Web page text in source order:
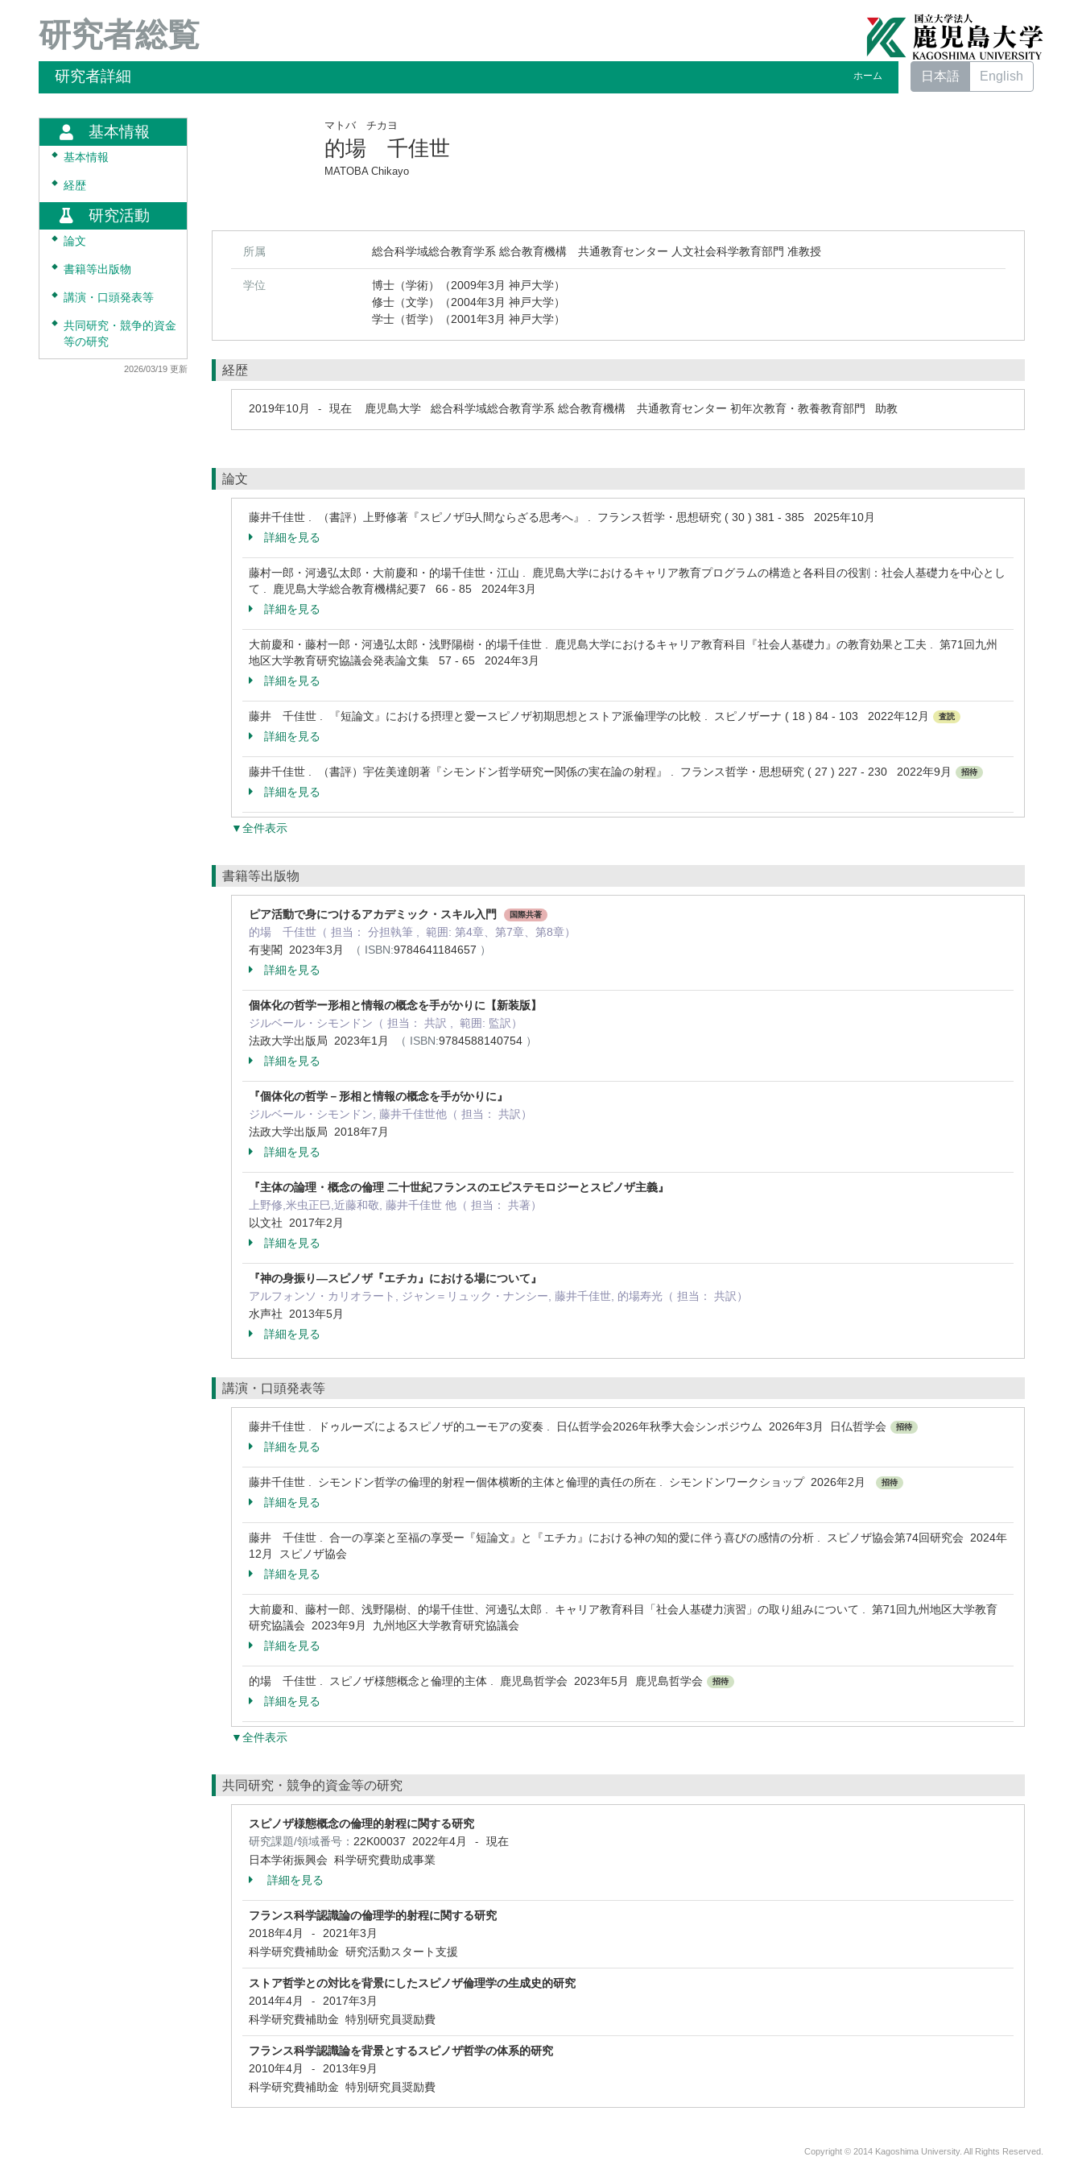
研究者総覧
研究者詳細 ホーム 日本語 English
基本情報
◆ 基本情報
◆ 経歴
研究活動
◆ 論文
◆ 書籍等出版物
◆ 講演・口頭発表等
◆
共同研究・競争的資金
等の研究
2026/03/19 更新
マトバ チカヨ
的場 千佳世
MATOBA Chikayo
所属 総合科学域総合教育学系 総合教育機構 共通教育センター 人文社会科学教育部門 准教授
学位
博士（学術）（2009年3月 神戸大学）
修士（文学）（2004年3月 神戸大学）
学士（哲学）（2001年3月 神戸大学）
経歴
2019年10月 - 現在 鹿児島大学 総合科学域総合教育学系 総合教育機構 共通教育センター 初年次教育・教養教育部門 助教
論文
藤井千佳世 . （書評）上野修著『スピノザ考̶人間ならざる思考へ』 . フランス哲学・思想研究 ( 30 ) 381 - 385 2025年10月
詳細を見る
藤村一郎・河邊弘太郎・大前慶和・的場千佳世・江山 . 鹿児島大学におけるキャリア教育プログラムの構造と各科目の役割：社会人基礎力を中心とし
て . 鹿児島大学総合教育機構紀要7 66 - 85 2024年3月
詳細を見る
大前慶和・藤村一郎・河邊弘太郎・浅野陽樹・的場千佳世 . 鹿児島大学におけるキャリア教育科目『社会人基礎力』の教育効果と工夫 . 第71回九州
地区大学教育研究協議会発表論文集 57 - 65 2024年3月
詳細を見る
藤井 千佳世 . 『短論文』における摂理と愛ースピノザ初期思想とストア派倫理学の比較 . スピノザーナ ( 18 ) 84 - 103 2022年12月 査読
詳細を見る
藤井千佳世 . （書評）宇佐美達朗著『シモンドン哲学研究ー関係の実在論の射程』 . フランス哲学・思想研究 ( 27 ) 227 - 230 2022年9月 招待
詳細を見る
▼全件表示
書籍等出版物
ピア活動で身につけるアカデミック・スキル入門 国際共著
的場 千佳世（ 担当： 分担執筆 , 範囲: 第4章、第7章、第8章）
有斐閣 2023年3月
（ ISBN:9784641184657 ）
詳細を見る
個体化の哲学ー形相と情報の概念を手がかりに【新装版】
ジルベール・シモンドン（ 担当： 共訳 , 範囲: 監訳）
法政大学出版局 2023年1月
（ ISBN:9784588140754 ）
詳細を見る
『個体化の哲学－形相と情報の概念を手がかりに』
ジルベール・シモンドン, 藤井千佳世他（ 担当： 共訳）
法政大学出版局 2018年7月
詳細を見る
『主体の論理・概念の倫理 二十世紀フランスのエピステモロジーとスピノザ主義』
上野修,米虫正巳,近藤和敬, 藤井千佳世 他（ 担当： 共著）
以文社 2017年2月
詳細を見る
『神の身振り―スピノザ『エチカ』における場について』
アルフォンソ・カリオラート, ジャン＝リュック・ナンシー, 藤井千佳世, 的場寿光（ 担当： 共訳）
水声社 2013年5月
詳細を見る
講演・口頭発表等
藤井千佳世 . ドゥルーズによるスピノザ的ユーモアの変奏 . 日仏哲学会2026年秋季大会シンポジウム 2026年3月 日仏哲学会 招待
詳細を見る
藤井千佳世 . シモンドン哲学の倫理的射程ー個体横断的主体と倫理的責任の所在 . シモンドンワークショップ 2026年2月 招待
詳細を見る
藤井 千佳世 . 合一の享楽と至福の享受ー『短論文』と『エチカ』における神の知的愛に伴う喜びの感情の分析 . スピノザ協会第74回研究会 2024年
12月 スピノザ協会
詳細を見る
大前慶和、藤村一郎、浅野陽樹、的場千佳世、河邊弘太郎 . キャリア教育科目「社会人基礎力演習」の取り組みについて . 第71回九州地区大学教育
研究協議会 2023年9月 九州地区大学教育研究協議会
詳細を見る
的場 千佳世 . スピノザ様態概念と倫理的主体 . 鹿児島哲学会 2023年5月 鹿児島哲学会 招待
詳細を見る
▼全件表示
共同研究・競争的資金等の研究
スピノザ様態概念の倫理的射程に関する研究
研究課題/領域番号： 22K00037 2022年4月 -
現在
日本学術振興会 科学研究費助成事業
詳細を見る
フランス科学認識論の倫理学的射程に関する研究
2018年4月
-
2021年3月
科学研究費補助金 研究活動スタート支援
ストア哲学との対比を背景にしたスピノザ倫理学の生成史的研究
2014年4月
-
2017年3月
科学研究費補助金 特別研究員奨励費
フランス科学認識論を背景とするスピノザ哲学の体系的研究
2010年4月
-
2013年9月
科学研究費補助金 特別研究員奨励費
Copyright © 2014 Kagoshima University. All Rights Reserved.